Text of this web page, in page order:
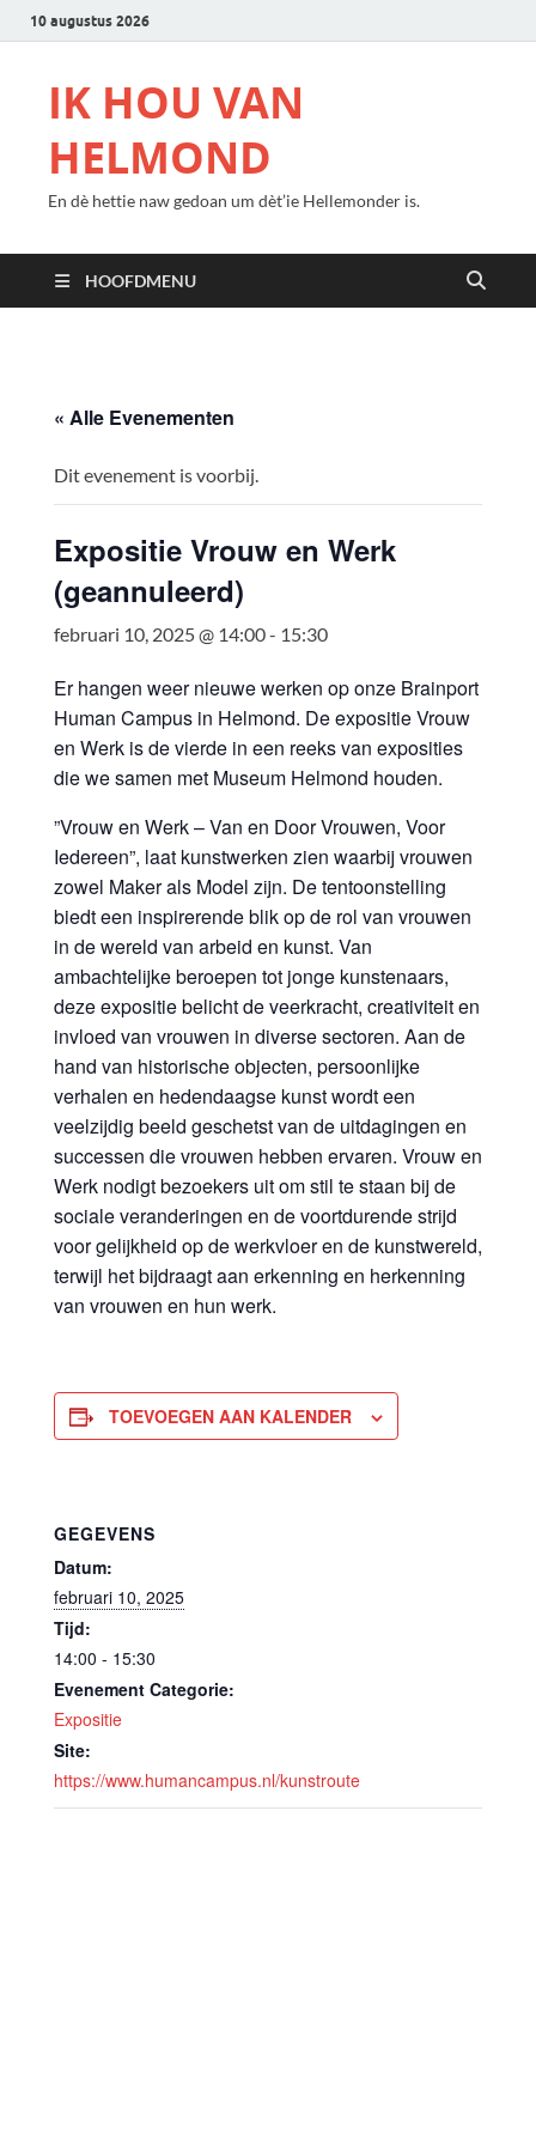
10 augustus 2026
IK HOU VAN
HELMOND
En dè hettie naw gedoan um dèt’ie Hellemonder is.
HOOFDMENU
« Alle Evenementen
Dit evenement is voorbij.
Expositie Vrouw en Werk
(geannuleerd)
februari 10, 2025 @ 14:00- 15:30
Er hangen weer nieuwe werken op onze Brainport
Human Campus in Helmond. De expositie Vrouw
en Werk is de vierde in een reeks van exposities
die we samen met Museum Helmond houden.
”Vrouw en Werk – Van en Door Vrouwen, Voor
Iedereen”, laat kunstwerken zien waarbij vrouwen
zowel Maker als Model zijn. De tentoonstelling
biedt een inspirerende blik op de rol van vrouwen
in de wereld van arbeid en kunst. Van
ambachtelijke beroepen tot jonge kunstenaars,
deze expositie belicht de veerkracht, creativiteit en
invloed van vrouwen in diverse sectoren. Aan de
hand van historische objecten, persoonlijke
verhalen en hedendaagse kunst wordt een
veelzijdig beeld geschetst van de uitdagingen en
successen die vrouwen hebben ervaren. Vrouw en
Werk nodigt bezoekers uit om stil te staan bij de
sociale veranderingen en de voortdurende strijd
voor gelijkheid op de werkvloer en de kunstwereld,
terwijl het bijdraagt aan erkenning en herkenning
van vrouwen en hun werk.
TOEVOEGEN AAN KALENDER
GEGEVENS
Datum:
februari 10, 2025
Tijd:
14:00 - 15:30
Evenement Categorie:
Expositie
Site:
https://www.humancampus.nl/kunstroute